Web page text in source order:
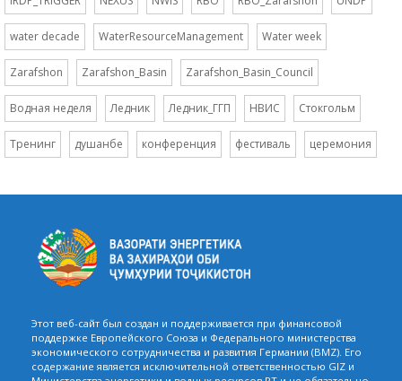
water decade WaterResourceManagement Water week
Zarafshon Zarafshon_Basin Zarafshon_Basin_Council
Водная неделя Ледник Ледник_ГГП НВИС Стокгольм
Тренинг душанбе конференция фестиваль церемония
Этот веб-сайт был создан и поддерживается при финансовой
поддержке Европейского Союза и Федерального министерства
экономического сотрудничества и развития Германии (BMZ). Его
содержание является исключительной ответственностью GIZ и